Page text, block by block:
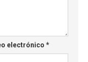
electrónico*